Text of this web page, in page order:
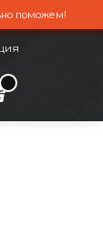
поможем!